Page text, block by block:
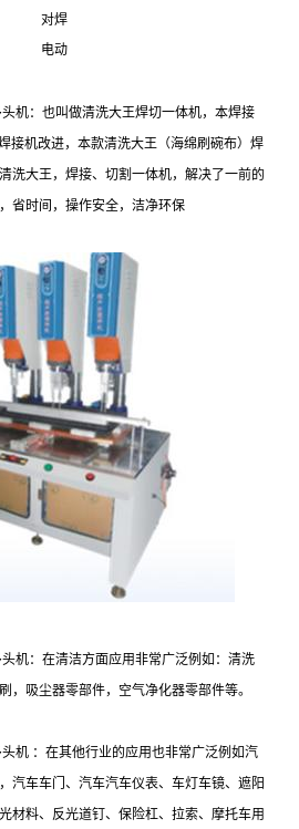
对焊
电动
：也叫做清洗大王焊切一体机，本焊接
接机改进，本款清洗大王（海绵刷碗布）焊
洗大王，焊接、切割一体机，解决了一前的
省时间，操作安全，洁净环保
：在清洁方面应用非常广泛例如：清洗
，吸尘器零部件，空气净化器零部件等。
：在其他行业的应用也非常广泛例如汽
汽车车门、汽车汽车仪表、车灯车镜、遮阳
材料、反光道钉、保险杠、拉索、摩托车用